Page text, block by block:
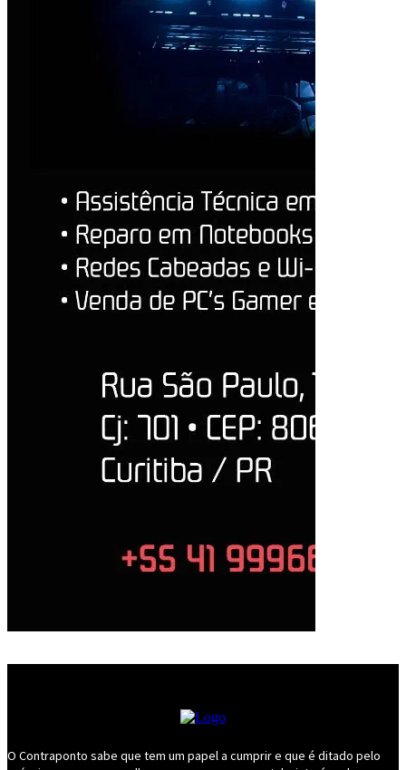
O Contraponto sabe que tem um papel a cumprir e que é ditado pelo